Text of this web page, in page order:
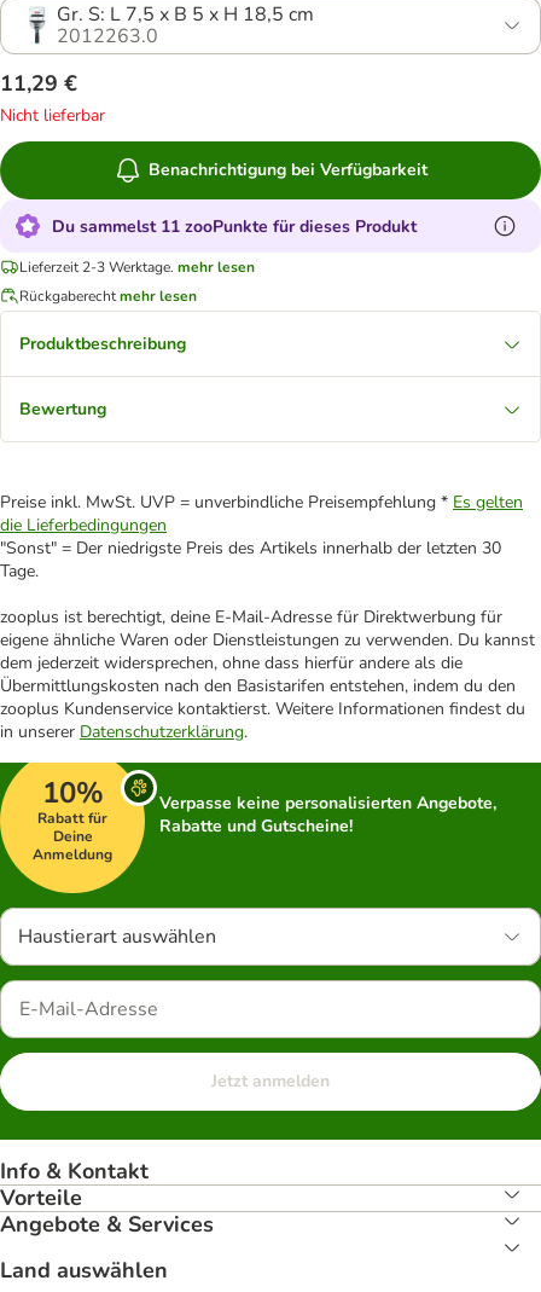
Gr. S: L 7,5 x B 5 x H 18,5 cm
2012263.0
11,29 €
Nicht lieferbar
Benachrichtigung bei Verfügbarkeit
Du sammelst 11 zooPunkte für dieses Produkt
Lieferzeit 2-3 Werktage. mehr lesen
Rückgaberechtmehr lesen
Produktbeschreibung
Bewertung
Preise inkl. MwSt. UVP = unverbindliche Preisempfehlung * Es gelten
die Lieferbedingungen
"Sonst" = Der niedrigste Preis des Artikels innerhalb der letzten 30
Tage.
zooplus ist berechtigt, deine E-Mail-Adresse für Direktwerbung für
eigene ähnliche Waren oder Dienstleistungen zu verwenden. Du kannst
dem jederzeit widersprechen, ohne dass hierfür andere als die
Übermittlungskosten nach den Basistarifen entstehen, indem du den
zooplus Kundenservice kontaktierst. Weitere Informationen findest du
in unserer Datenschutzerklärung.
10%
Rabatt für
Deine
Anmeldung
Verpasse keine personalisierten Angebote,
Rabatte und Gutscheine!
Haustierart auswählen
Jetzt anmelden
Info & Kontakt
Vorteile
Angebote & Services
Land auswählen